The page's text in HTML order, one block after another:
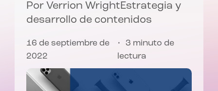
Por Verrion WrightEstrategia y
desarrollo de contenidos
16 de septiembre de
2022
3 minuto de
lectura